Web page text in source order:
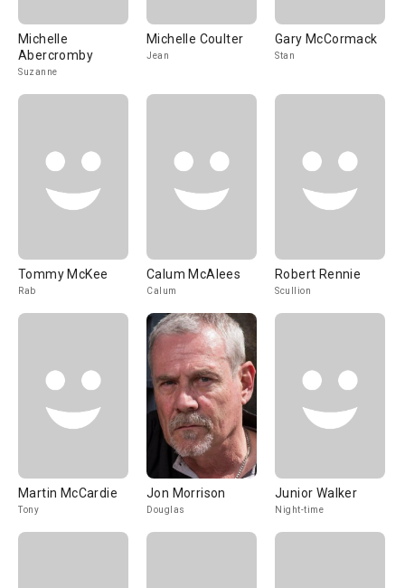
Michelle
Abercromby
Suzanne
Michelle Coulter
Jean
Gary McCormack
Stan
Tommy McKee
Rab
Calum McAlees
Calum
Robert Rennie
Scullion
Martin McCardie
Tony
Jon Morrison
Douglas
Junior Walker
Night-time